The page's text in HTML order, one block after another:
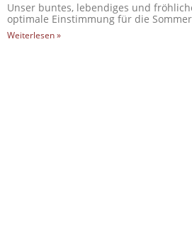
Unser buntes, lebendiges und
optimale Einstimmung für die
Weiterlesen »